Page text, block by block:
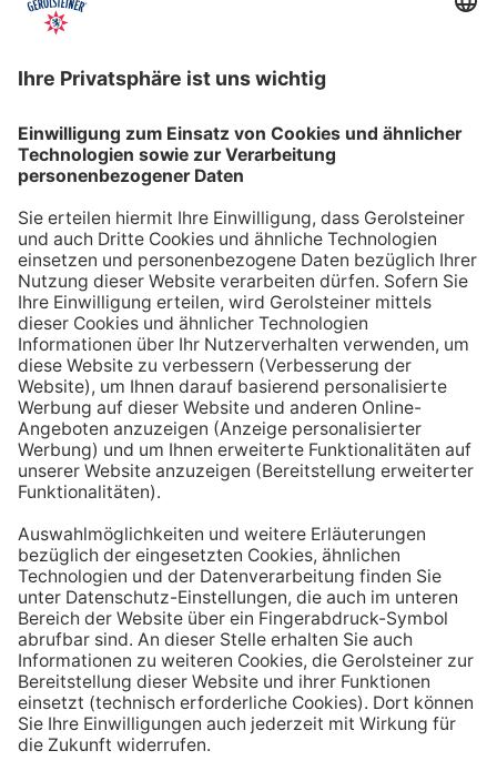
Ob bei der Arbeit oder während der Freizeit: Wasser
nicht vergisst. Denke daran, auch unterwegs immer
etwas Wasser dabei zu haben. Kleine PET-Flaschen mit
hinnehmen.
Tipp #2: Trinke direkt nach dem Aufstehen
Über Nacht verliert dein Körper Flüssigkeit. Um gut in
den Tag zu starten, solltest du deshalb direkt nach dem
Aufstehen ein großes Glas Wasser trinken. Stelle dir
zum Beispiel eine Flasche Mineralwasser direkt ans
Bett, damit du dieses kleine Morgenritual sofort
durchführen kannst.
Tipp #3: Vor und während jeder Mahlzeit
ein Glas Wasser trinken
Dadurch verknüpfst du das Trinken mit einem Ereignis.
einer Mahlzeit trinken, unterstützt du außerdem die
Produktion von Verdauungssäften. Zusätzlich fördert
das Trinken während des Essens das Sättigungsgefühl.
Tipp #4: Peppe dein Wasser auf
Wenn dir der Geschmack von purem Mineralwasser
nicht reichen sollte, dann kannst du deine Getränke mit
einfachen Mitteln verfeinern. Mische dir einfach